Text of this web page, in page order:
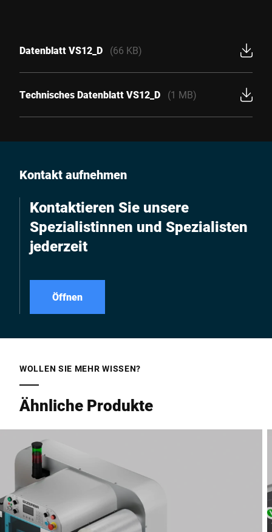
Datenblatt VS12_D (66 KB)
Technisches Datenblatt VS12_D (1 MB)
Kontakt aufnehmen
Kontaktieren Sie unsere
Spezialistinnen und Spezialisten
jederzeit
Öffnen
WOLLEN SIE MEHR WISSEN?
Ähnliche Produkte